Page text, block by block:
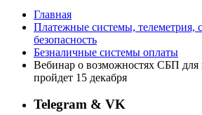
Главная
Платежные системы, телеметрия,
безопасность
Безналичные системы оплаты
Вебинар о возможностях СБП для
пройдет 15 декабря
Telegram & VK